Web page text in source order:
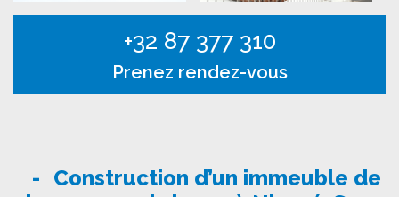
+32 87 377 310
Prenez rendez-vous
Construction d’un immeuble de